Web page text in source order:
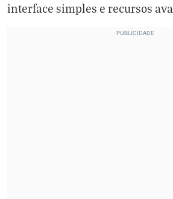
interface simples e recursos